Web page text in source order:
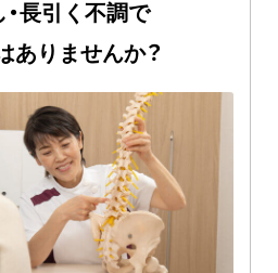
長引く不調で
ありませんか？